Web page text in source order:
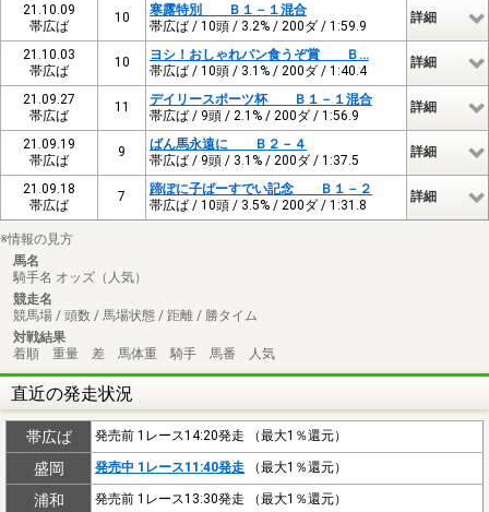
21.10.09
帯広ば
10
寒露特別 Ｂ１－１混合
帯広ば / 10頭 / 3.2% / 200ダ / 1:59.9
詳細
21.10.03
帯広ば
10
ヨシ！おしゃれパン食うぞ賞 Ｂ…
帯広ば / 10頭 / 3.1% / 200ダ / 1:40.4
詳細
21.09.27
帯広ば
11
デイリースポーツ杯 Ｂ１－１混合
帯広ば / 9頭 / 2.1% / 200ダ / 1:56.9
詳細
21.09.19
帯広ば
9
ばん馬永遠に Ｂ２－４
帯広ば / 9頭 / 3.1% / 200ダ / 1:37.5
詳細
21.09.18
帯広ば
7
蹄ぽに子ばーすでい記念 Ｂ１－２
帯広ば / 10頭 / 3.5% / 200ダ / 1:31.8
詳細
※情報の見方
馬名
騎手名 オッズ（人気）
競走名
競馬場 / 頭数 / 馬場状態 / 距離 / 勝タイム
対戦結果
着順 重量 差 馬体重 騎手 馬番 人気
直近の発走状況
帯広ば 発売前 1レース14:20発走 （最大1％還元）
盛岡 発売中 1レース11:40発走 （最大1％還元）
浦和 発売前 1レース13:30発走 （最大1％還元）